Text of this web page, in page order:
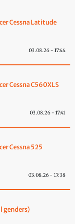
Cessna Latitude
03.08.26 - 17:44
Cessna C560XLS
03.08.26 - 17:41
Cessna 525
03.08.26 - 17:38
genders)